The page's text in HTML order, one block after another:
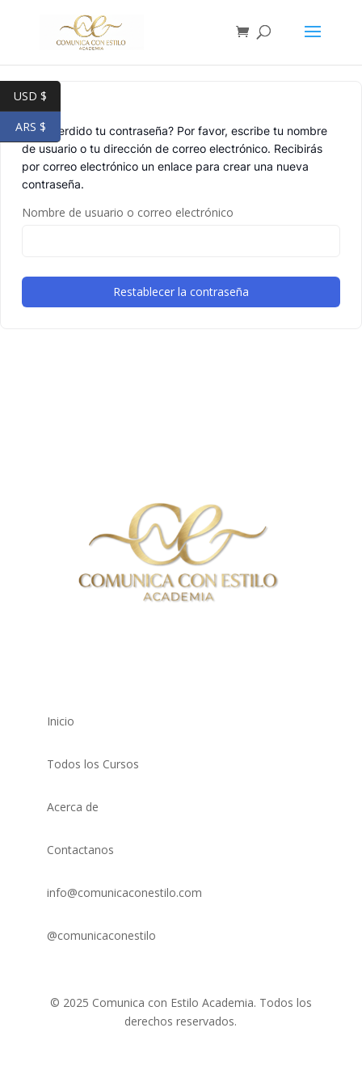
¿Has perdido tu contraseña? Por favor, escribe tu nombre
de usuario o tu dirección de correo electrónico. Recibirás
por correo electrónico un enlace para crear una nueva
contraseña.
Nombre de usuario o correo electrónico
Restablecer la contraseña
Inicio
Todos los Cursos
Acerca de
Contactanos
info@comunicaconestilo.com
@comunicaconestilo
© 2025 Comunica con Estilo Academia. Todos los
derechos reservados.
USD $
ARS $